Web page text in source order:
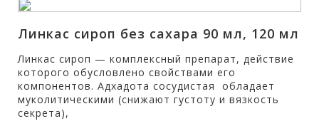
Линкас сироп без сахара 90 мл, 120 мл
Линкас сироп — комплексный препарат, действие
которого обусловлено свойствами его
компонентов. Адхадота сосудистая обладает
муколитическими (снижают густоту и вязкость
секрета),